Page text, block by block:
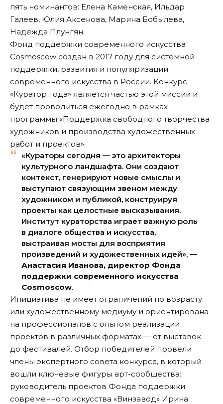
пять номинантов: Елена Каменская, Ильдар
Галеев, Юлия Аксенова, Марина Бобылева,
Надежда Плунгян.
Фонд поддержки современного искусства
Cosmoscow создан в 2017 году для системной
поддержки, развития и популяризации
современного искусства в России. Конкурс
«Куратор года» является частью этой миссии и
будет проводиться ежегодно в рамках
программы «Поддержка свободного творчества
художников и производства художественных
работ и проектов».
«Кураторы сегодня — это архитекторы
культурного ландшафта. Они создают
контекст, генерируют новые смыслы и
выступают связующим звеном между
художником и публикой, конструируя
проекты как целостные высказывания.
Институт кураторства играет важную роль
в диалоге общества и искусства,
выстраивая мосты для восприятия
произведений и художественных идей», —
Анастасия Иванова, директор Фонда
поддержки современного искусства
Cosmoscow.
Инициатива не имеет ограничений по возрасту
или художественному медиуму и ориентирована
на профессионалов с опытом реализации
проектов в различных форматах — от выставок
до фестивалей. Отбор победителей провели
члены экспертного совета конкурса, в который
вошли ключевые фигуры арт-сообщества:
руководитель проектов Фонда поддержки
современного искусства «Винзавод» Ирина